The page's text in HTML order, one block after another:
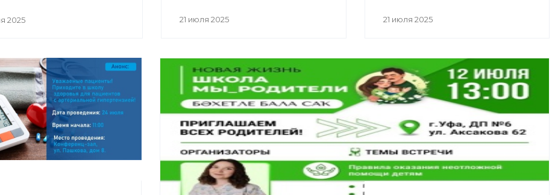
2025 21 июля 2025 21 июля 2025